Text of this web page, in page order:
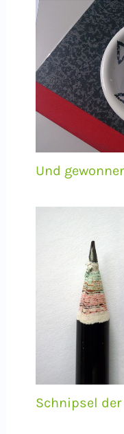
Und
Schnipsel der